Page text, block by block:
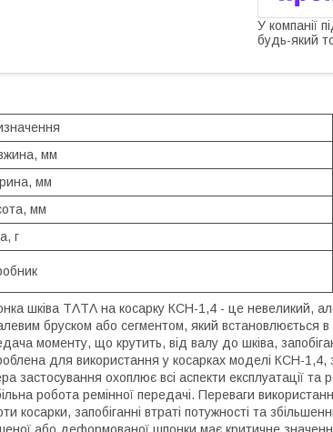
У компанії
будь-який
мм
мм
мм
г
шківа TΛTΛ на косарку КСН-1,4 - це невеликий,
бруском або сегментом, який встановлюється в
моменту, що крутить, від валу до шківа,
для використання у косарках моделі КСН-1,4,
застосування охоплює всі аспекти експлуатації та
робота ремінної передачі. Переваги
косарки, запобіганні втраті потужності та
або деформованої шпонки має критичне